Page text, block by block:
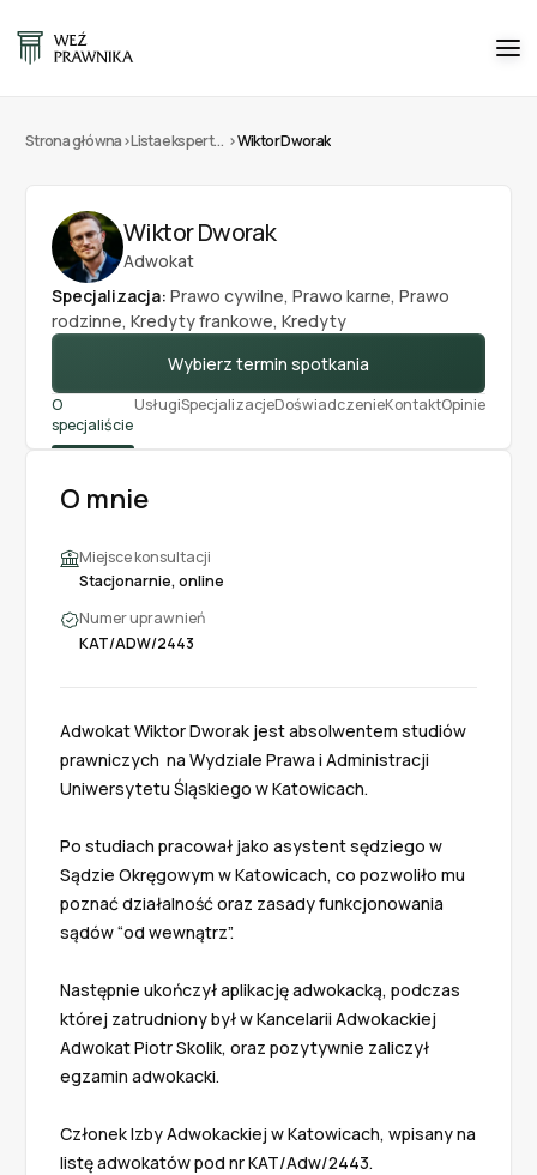
Strona główna> Lista ekspertów >Wiktor Dworak
Wiktor Dworak
Adwokat
Specjalizacja: Prawo cywilne, Prawo karne, Prawo
rodzinne, Kredyty frankowe, Kredyty
Wybierz termin spotkania
O
specjaliście
UsługiSpecjalizacjeDoświadczenieKontaktOpinie
O mnie
Miejsce konsultacji
Stacjonarnie, online
Numer uprawnień
KAT/ADW/2443
Adwokat Wiktor Dworak jest absolwentem studiów
prawniczych  na Wydziale Prawa i Administracji
Uniwersytetu Śląskiego w Katowicach.
Po studiach pracował jako asystent sędziego w
Sądzie Okręgowym w Katowicach, co pozwoliło mu
poznać działalność oraz zasady funkcjonowania
sądów “od wewnątrz”.
Następnie ukończył aplikację adwokacką, podczas
której zatrudniony był w Kancelarii Adwokackiej
Adwokat Piotr Skolik, oraz pozytywnie zaliczył
egzamin adwokacki.
Członek Izby Adwokackiej w Katowicach, wpisany na
listę adwokatów pod nr KAT/Adw/2443.